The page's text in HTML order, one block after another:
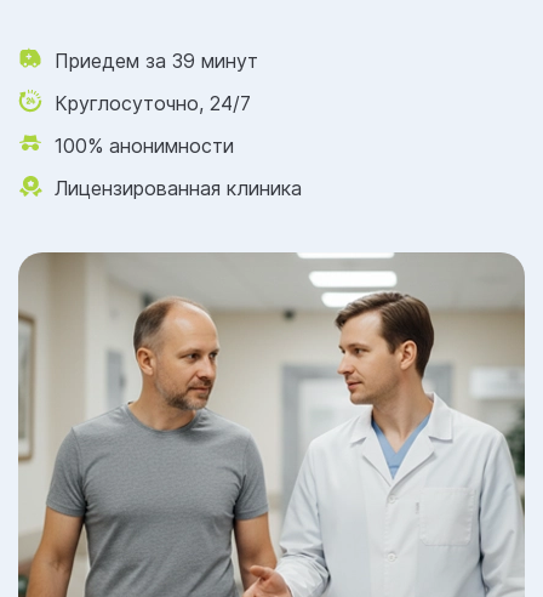
Приедем за 39 минут
Круглосуточно, 24/7
100% анонимности
Лицензированная клиника